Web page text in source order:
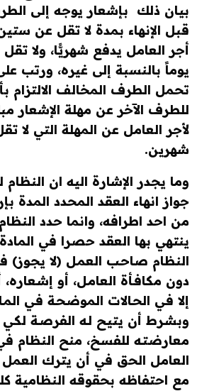
بيان ذلك بإشعار يوجه إلى
قبل الإنهاء بمدة لا تقل عن
أجر العامل يدفع شهريًّا، ولا تقل
يوماً بالنسبة إلى غيره، ورتب
تحمل الطرف المخالف الالتزام
للطرف الآخر عن مهلة الإشعار
لأجر العامل عن المهلة التي لا
شهرين.
وما يجدر الإشارة اليه ان
جواز انهاء العقد المحدد المدة
من احد اطرافه، وانما حدد
النظام صاحـب العمـل (لا يجوز)
دون مكافـأة العامـل، أو
وبشـرط أن يتيـح لـه الفرصـة
معارضتـه للفسـخ،
العامل الحق في أن يترك
مع احتفاظه بحقوقه النظامية